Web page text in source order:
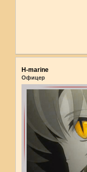
H-marine
Офицер